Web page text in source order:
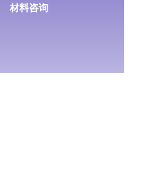
材料咨询